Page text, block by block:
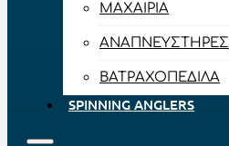
ΜΑΧΑΊΡΙΑ
ΑΝΑΠΝΕΥΣΤΉΡΕΣ
ΒΑΤΡΑΧΟΠΈΔΙΛΑ
SPINNING ANGLERS